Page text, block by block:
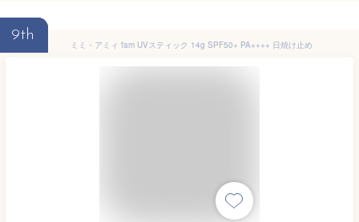
9th
ミミ・アミィ fam UVスティック 14g SPF50+ PA++++ 日焼け止め